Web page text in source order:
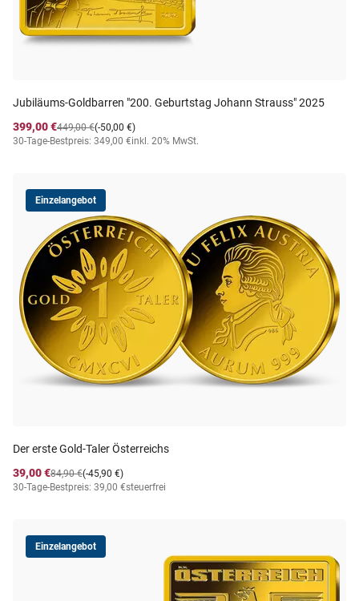
Jubiläums-Goldbarren "200. Geburtstag Johann Strauss" 2025
399,00 €
(-50,00 €)
449,00 €
30-Tage-Bestpreis: 349,00 €inkl. 20% MwSt.
Einzelangebot
Der erste Gold-Taler Österreichs
39,00 €
(-45,90 €)
84,90 €
30-Tage-Bestpreis: 39,00 €steuerfrei
Einzelangebot